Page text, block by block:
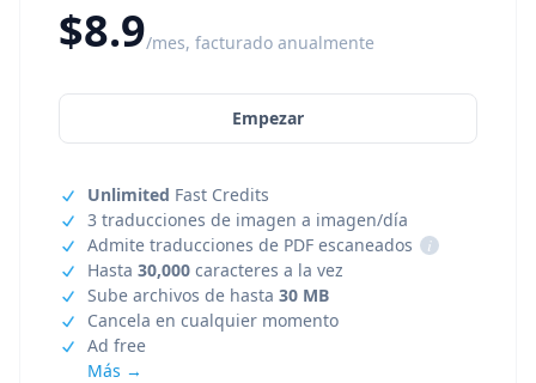
$8.9/mes, facturado anualmente
Empezar
Unlimited Fast Credits
3 traducciones de imagen a imagen/día
Admite traducciones de PDF escaneados
i
Hasta 30,000 caracteres a la vez
Sube archivos de hasta 30 MB
Cancela en cualquier momento
Ad free
Más →